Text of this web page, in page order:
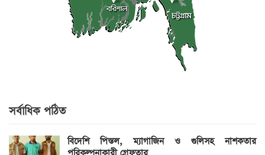
সর্বাধিক পঠিত
বিদেশি পিস্তল, ম্যাগাজিন ও গুলিসহ নাশকতার